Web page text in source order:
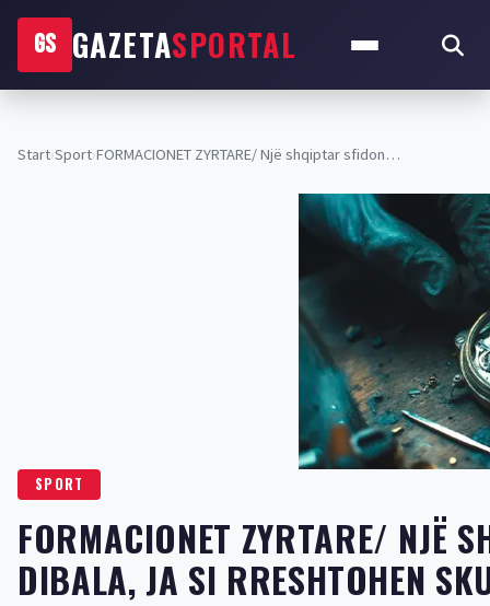
GS GAZETASPORTAL
Start›Sport›FORMACIONET ZYRTARE/ Një shqiptar sfidon…
SPORT
FORMACIONET ZYRTARE/ NJË
DIBALA, JA SI RRESHTOHEN